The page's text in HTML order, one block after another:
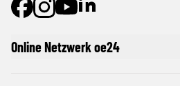
Online Netzwerk oe24